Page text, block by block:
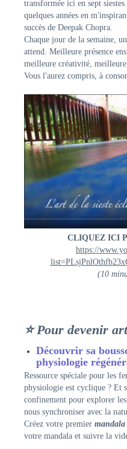
transformée ici en sept
quelques années en
succès de Deepak Chopra.
Chaque jour de la semaine,
attend. Meilleure présence
meilleure créativité,
Vous l'aurez compris, à
CLIQUEZ ICI
https://
(10
⭐ Pour devenir
Découvrir sa
physiologie
Ressource spéciale pour les
physiologie est cyclique ? Et
confinement pour explorer
nous synchroniser avec la
Créez votre premier
votre mandala et suivre la